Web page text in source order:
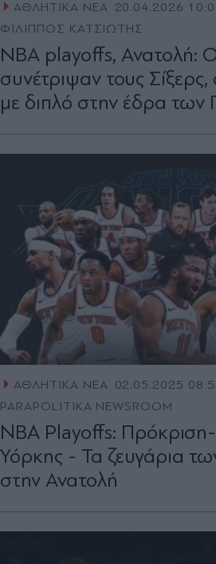
ΑΘΛΗΤΙΚΑ ΝΕΑ 20.04.2026
ΦΙΛΙΠΠΟΣ ΚΑΤΣΙΩΤΗΣ
ΝΒΑ playoffs, Ανατολή:
συνέτριψαν τους
με διπλό στην έδρα των
ΑΘΛΗΤΙΚΑ ΝΕΑ 02.05.2025
PARAPOLITIKA NEWSROOM
NBA Playoffs:
Υόρκης - Τα ζευγάρια
στην Ανατολή